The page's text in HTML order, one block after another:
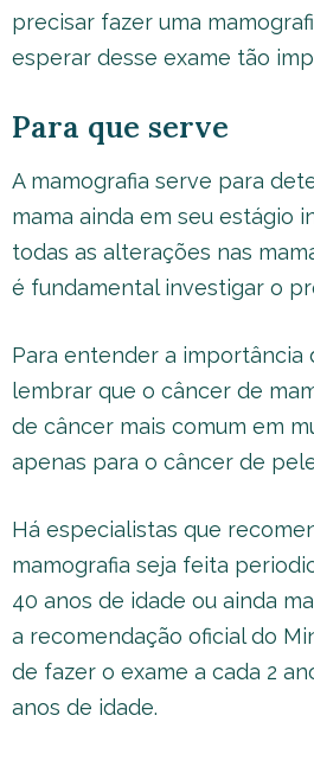
precisar fazer uma
esperar desse exame tão
Para que serve
A mamografia serve para
mama ainda em seu estágio
todas as alterações nas
é fundamental investigar o
Para entender a importância
lembrar que o câncer de
de câncer mais comum em
apenas para o câncer de
Há especialistas que
mamografia seja feita
40 anos de idade ou ainda
a recomendação oficial do
de fazer o exame a cada 2
anos de idade.